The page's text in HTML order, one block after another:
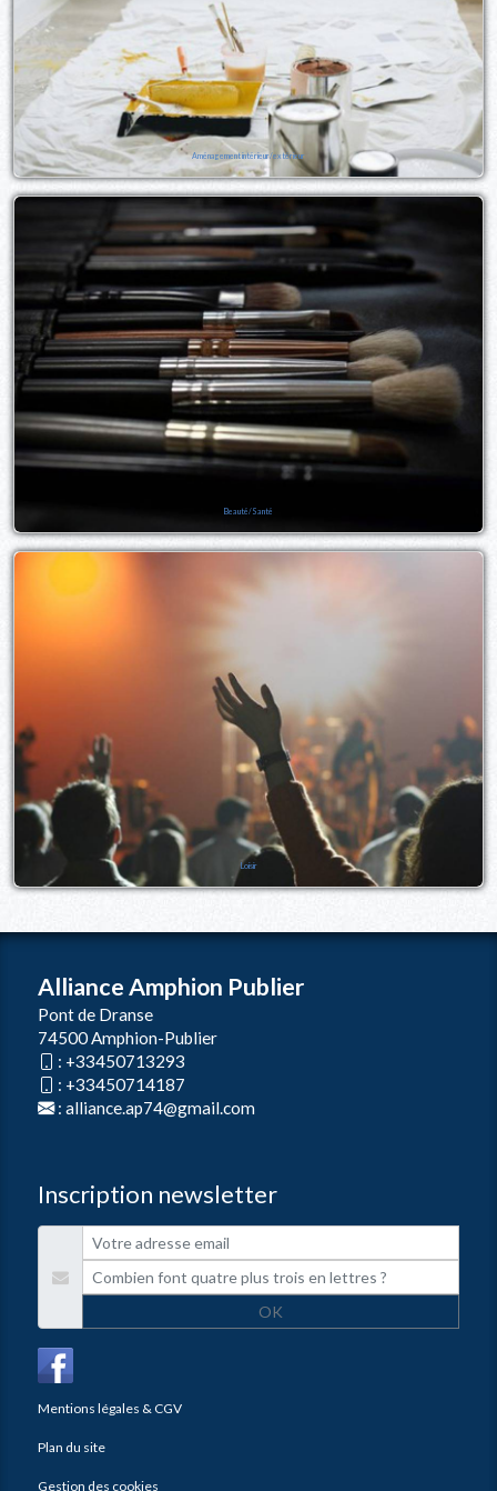
Aménagement intérieur/extérieur
Beauté/Santé
Loisir
Alliance Amphion Publier
Pont de Dranse
74500 Amphion-Publier
: +33450713293
: +33450714187
: alliance.ap74@gmail.com
Inscription newsletter
OK
Mentions légales & CGV
Plan du site
Gestion des cookies